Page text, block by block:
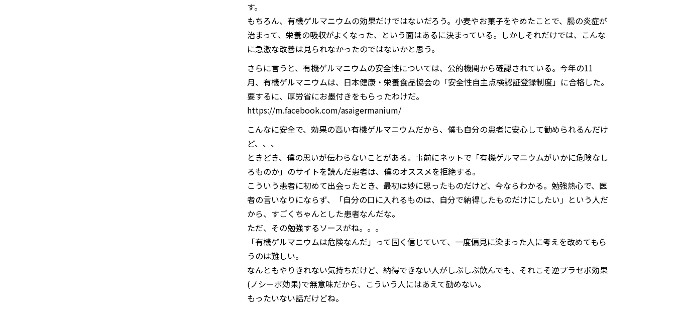
す。
もちろん、有機ゲルマニウムの効果だけではないだろう。小麦やお菓子をやめたことで、腸の炎症が
治まって、栄養の吸収がよくなった、という面はあるに決まっている。しかしそれだけでは、こんな
に急激な改善は見られなかったのではないかと思う。
さらに言うと、有機ゲルマニウムの安全性については、公的機関から確認されている。今年の11
月、有機ゲルマニウムは、日本健康・栄養食品協会の「安全性自主点検認証登録制度」に合格した。
要するに、厚労省にお墨付きをもらったわけだ。
https://m.facebook.com/asaigermanium/
こんなに安全で、効果の高い有機ゲルマニウムだから、僕も自分の患者に安心して勧められるんだけ
ど、、、
ときどき、僕の思いが伝わらないことがある。事前にネットで「有機ゲルマニウムがいかに危険なし
ろものか」のサイトを読んだ患者は、僕のオススメを拒絶する。
こういう患者に初めて出会ったとき、最初は妙に思ったものだけど、今ならわかる。勉強熱心で、医
者の言いなりにならず、「自分の口に入れるものは、自分で納得したものだけにしたい」という人だ
から、すごくちゃんとした患者なんだな。
ただ、その勉強するソースがね。。。
「有機ゲルマニウムは危険なんだ」って固く信じていて、一度偏見に染まった人に考えを改めてもら
うのは難しい。
なんともやりきれない気持ちだけど、納得できない人がしぶしぶ飲んでも、それこそ逆プラセボ効果
(ノシーボ効果)で無意味だから、こういう人にはあえて勧めない。
もったいない話だけどね。